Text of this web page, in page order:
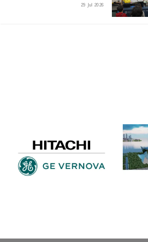
29 Jul 2026